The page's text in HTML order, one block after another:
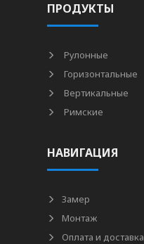
ПРОДУКТЫ
Рулонные
Горизонтальные
Вертикальные
Римские
НАВИГАЦИЯ
Замер
Монтаж
Оплата и доставка